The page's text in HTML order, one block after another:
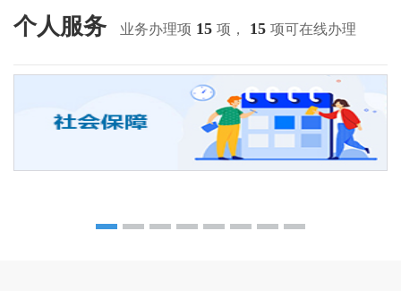
个人服务 业务办理项 15 项， 15 项可在线办理